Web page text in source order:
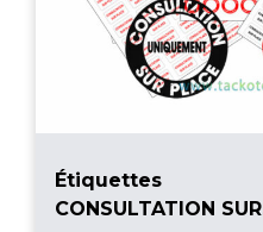
Étiquettes
CONSULTATION SUR